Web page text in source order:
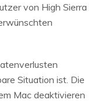
von High Sierra
Situation ist. Die
Mac deaktivieren